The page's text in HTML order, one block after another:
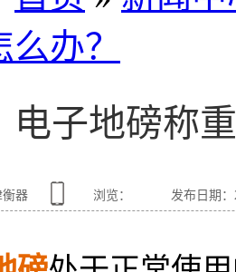
办？
电子地磅称
衡器 浏览： 发布日期：